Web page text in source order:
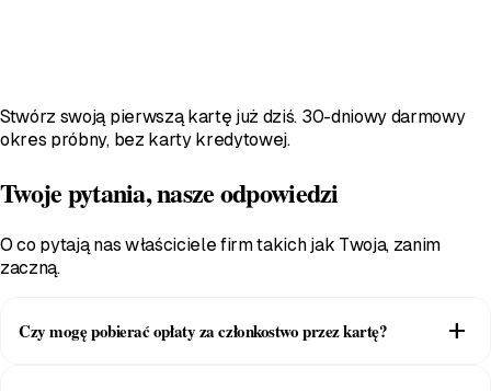
Stwórz swoją pierwszą kartę już dziś. 30-dniowy darmowy
okres próbny, bez karty kredytowej.
Twoje pytania, nasze odpowiedzi
O co pytają nas właściciele firm takich jak Twoja, zanim
zaczną.
Czy mogę pobierać opłaty za członkostwo przez kartę? add